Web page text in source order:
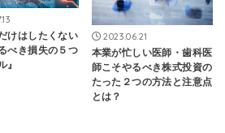
けはしたくない
べき損失の５つ
』
2023.06.21
本業が忙しい医師・歯科医
師こそやるべき株式投資の
たった２つの方法と注意点
とは？